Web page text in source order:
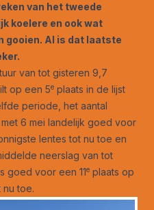
van het tweede
koelere en ook wat
gooien. Al is dat laatste
van tot gisteren 9,7
op een 5e plaats in de lijst
periode, het aantal
6 mei landelijk goed voor
lentes tot nu toe en
neerslag van tot
goed voor een 11e plaats op
toe.